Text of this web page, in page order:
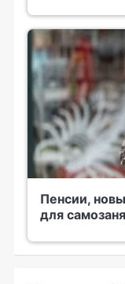
Пенсии,
для